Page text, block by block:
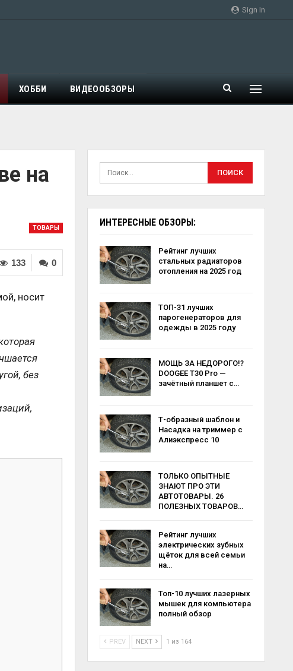
Sign In
ХОББИ ВИДЕООБЗОРЫ
на
ТОВАРЫ
0
133
носит
без
ИНТЕРЕСНЫЕ ОБЗОРЫ:
Рейтинг лучших
стальных радиаторов
отопления на 2025 год
ТОП-31 лучших
парогенераторов для
одежды в 2025 году
МОЩЬ ЗА НЕДОРОГО!?
DOOGEE T30 Pro —
зачётный планшет с…
Т-образный шаблон и
Насадка на триммер с
Алиэкспресс 10
ТОЛЬКО ОПЫТНЫЕ
ЗНАЮТ ПРО ЭТИ
АВТОТОВАРЫ. 26
ПОЛЕЗНЫХ ТОВАРОВ…
Рейтинг лучших
электрических зубных
щёток для всей семьи
на…
Топ-10 лучших лазерных
мышек для компьютера
полный обзор
PREV NEXT 1 из 164